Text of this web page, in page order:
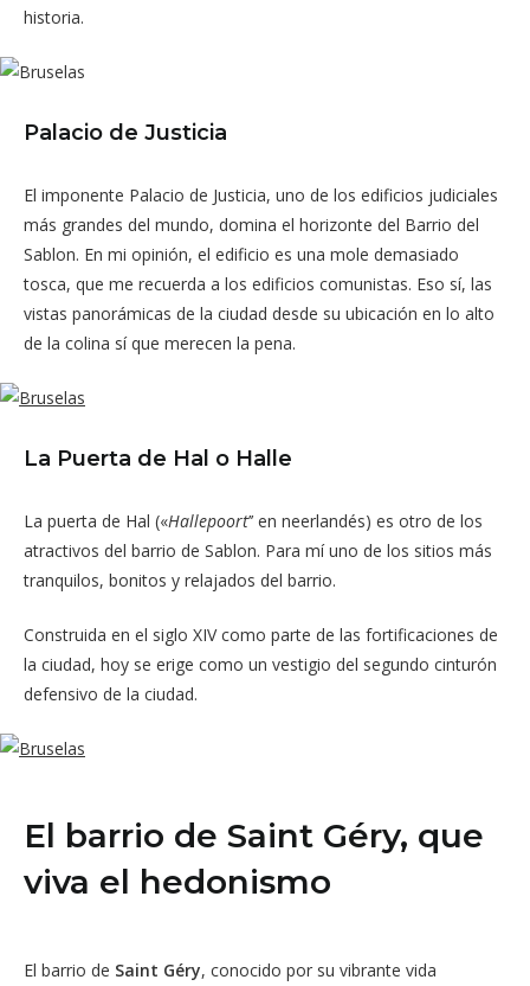
historia.
Palacio de Justicia
El imponente Palacio de Justicia, uno de los edificios judiciales
más grandes del mundo, domina el horizonte del Barrio del
Sablon. En mi opinión, el edificio es una mole demasiado
tosca, que me recuerda a los edificios comunistas. Eso sí, las
vistas panorámicas de la ciudad desde su ubicación en lo alto
de la colina sí que merecen la pena.
La Puerta de Hal o Halle
La puerta de Hal («Hallepoort’’ en neerlandés) es otro de los
atractivos del barrio de Sablon. Para mí uno de los sitios más
tranquilos, bonitos y relajados del barrio.
Construida en el siglo XIV como parte de las fortificaciones de
la ciudad, hoy se erige como un vestigio del segundo cinturón
defensivo de la ciudad.
El barrio de Saint Géry, que
viva el hedonismo
El barrio de Saint Géry, conocido por su vibrante vida